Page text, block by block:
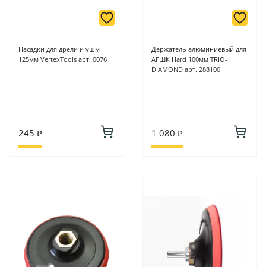
Насадки для дрели и ушм
125мм VertexTools арт. 0076
245 ₽
Держатель алюминиевый для
АГШК Hard 100мм TRIO-
DIAMOND арт. 288100
1 080 ₽